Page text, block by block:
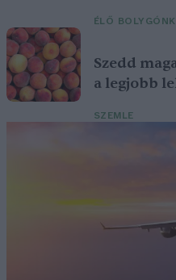
ÉLŐ BOLYGÓNK
Szedd
a legjobb
SZEMLE